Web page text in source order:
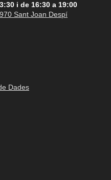
i de 16:30 a 19:00
Sant Joan Despí
Dades